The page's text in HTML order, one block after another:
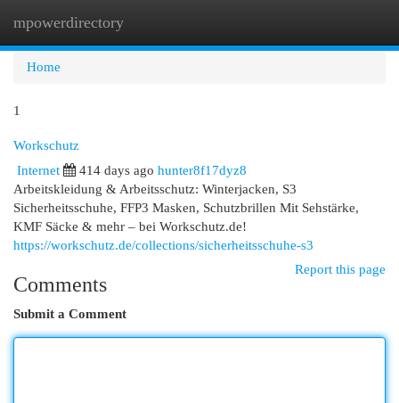
mpowerdirectory
Home
1
Workschutz
Internet
414 days ago hunter8f17dyz8
Arbeitskleidung & Arbeitsschutz: Winterjacken, S3
Sicherheitsschuhe, FFP3 Masken, Schutzbrillen Mit Sehstärke,
KMF Säcke & mehr – bei Workschutz.de!
https://workschutz.de/collections/sicherheitsschuhe-s3
Report this page
Comments
Submit a Comment